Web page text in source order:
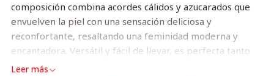
composición combina acordes cálidos y azucarados que
envuelven la piel con una sensación deliciosa y
reconfortante, resaltando una feminidad moderna y
encantadora. Versátil y fácil de llevar, es perfecta tanto
para el día como para la noche, adaptándose a todas las
Leer más